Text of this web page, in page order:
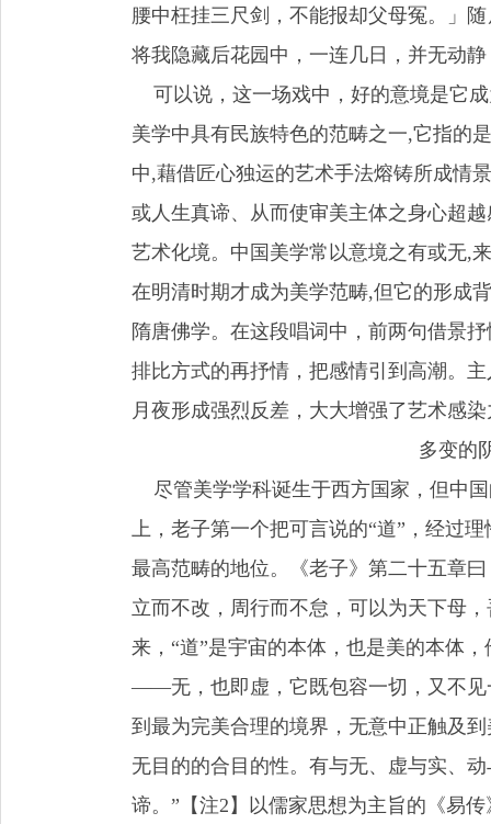
腰中枉挂三尺剑，不能报却父母冤。」
将我隐藏后花园中，一连几日，并无动
可以说，这一场戏中，好的意境是它
美学中具有民族特色的范畴之一,它指的
中,藉借匠心独运的艺术手法熔铸所成情
或人生真谛、从而使审美主体之身心超
艺术化境。中国美学常以意境之有或无,
在明清时期才成为美学范畴,但它的形成
隋唐佛学。在这段唱词中，前两句借景
排比方式的再抒情，把感情引到高潮。
月夜形成强烈反差，大大增强了艺术感染
多变的
尽管美学学科诞生于西方国家，但中
上，老子第一个把可言说的“道”，经过
最高范畴的地位。《老子》第二十五章
立而不改，周行而不怠，可以为天下母
来，“道”是宇宙的本体，也是美的本体
——无，也即虚，它既包容一切，又不见
到最为完美合理的境界，无意中正触及
无目的的合目的性。有与无、虚与实、
谛。”【注2】以儒家思想为主旨的《易